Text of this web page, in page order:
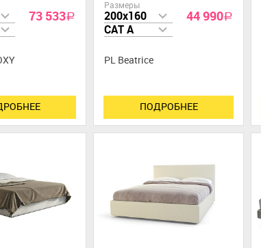
73 533a
Размеры
200x160
CAT A
44 990a
PL Beatrice
ПОДРОБНЕЕ